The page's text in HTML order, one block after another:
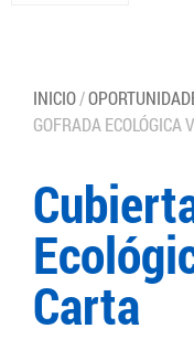
INICIO/
GOFRADA ECOLÓGICA
Carta